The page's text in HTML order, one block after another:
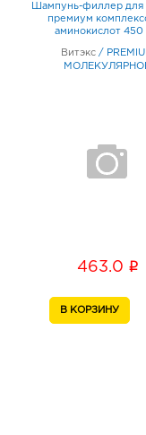
308009,
летия
График
График
График
Белгород
Шампунь-филлер для
премиум
аминокислот 450
Витэкс /
463.0 i